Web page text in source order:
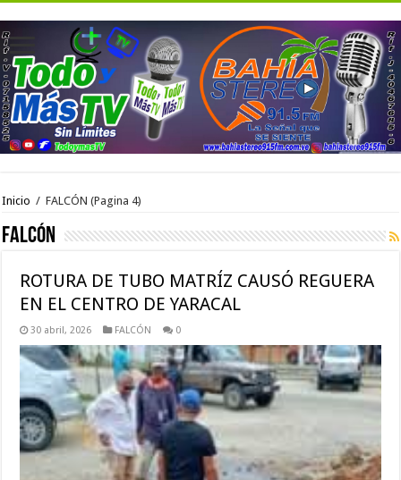
Inicio / FALCÓN (Pagina 4)
FALCÓN
ROTURA DE TUBO MATRÍZ CAUSÓ REGUERA
EN EL CENTRO DE YARACAL
30 abril, 2026 FALCÓN 0